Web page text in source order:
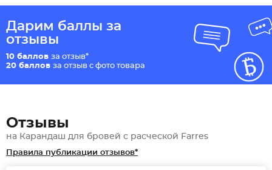
Дарим баллы за
отзывы
10 баллов за отзыв*
20 баллов за отзыв с фото товара
Отзывы
на Карандаш для бровей с расческой Farres
Правила публикации отзывов*